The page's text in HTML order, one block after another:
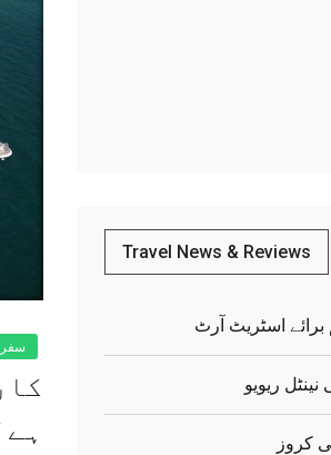
Travel News & Reviews
اسٹریٹ آرٹ
نینٹل ریویو
کروز